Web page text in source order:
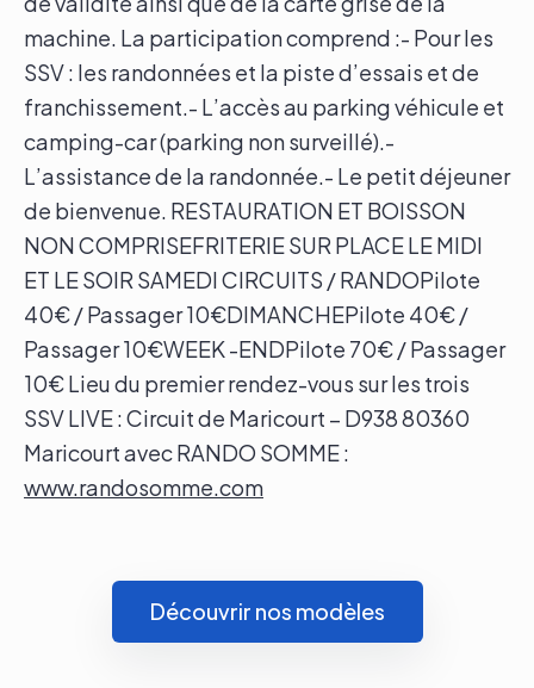
machine. La participation comprend :- Pour les
SSV : les randonnées et la piste d’essais et de
franchissement.- L’accès au parking véhicule et
camping-car (parking non surveillé).-
L’assistance de la randonnée.- Le petit déjeuner
de bienvenue. RESTAURATION ET BOISSON
NON COMPRISEFRITERIE SUR PLACE LE MIDI
ET LE SOIR SAMEDI CIRCUITS / RANDOPilote
40€ / Passager 10€DIMANCHEPilote 40€ /
Passager 10€WEEK -ENDPilote 70€ / Passager
10€ Lieu du premier rendez-vous sur les trois
SSV LIVE : Circuit de Maricourt – D938 80360
Maricourt avec RANDO SOMME :
www.randosomme.com
Découvrir nos modèles